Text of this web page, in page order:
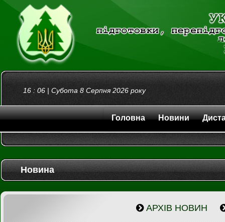
16 : 06 | Субота 8 Серпня 2026 року
Головна Новини
Новина
АРХІВ НОВИН